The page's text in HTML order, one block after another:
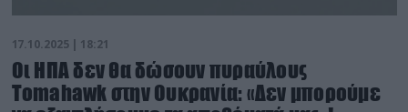
17.10.2025 | 18:21
Οι ΗΠΑ δεν θα δώσουν πυραύλους
Tomahawk στην Ουκρανία: «Δεν μπορούμε